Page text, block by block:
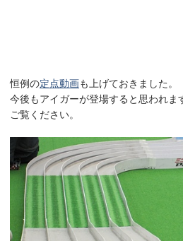
恒例の定点動画も上げておきました。
今後もアイガーが登場すると思われま
ご覧ください。